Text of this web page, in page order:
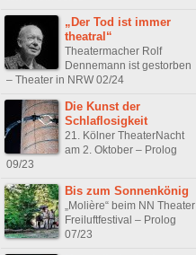
„Der Tod ist immer
theatral“
Theatermacher Rolf
Dennemann ist gestorben
– Theater in NRW 02/24
Die Kunst der
Schlaflosigkeit
21. Kölner TheaterNacht
am 2. Oktober – Prolog
09/23
Bis zum Sonnenkönig
„Molière“ beim NN Theater
Freiluftfestival – Prolog
07/23